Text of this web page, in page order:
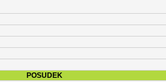
POSUDEK